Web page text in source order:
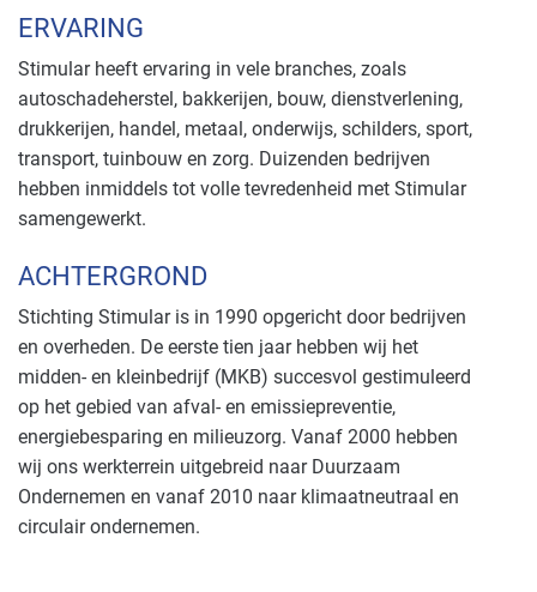
ERVARING
Stimular heeft ervaring in vele branches, zoals
autoschadeherstel, bakkerijen, bouw, dienstverlening,
drukkerijen, handel, metaal, onderwijs, schilders, sport,
transport, tuinbouw en zorg. Duizenden bedrijven
hebben inmiddels tot volle tevredenheid met Stimular
samengewerkt.
ACHTERGROND
Stichting Stimular is in 1990 opgericht door bedrijven
en overheden. De eerste tien jaar hebben wij het
midden- en kleinbedrijf (MKB) succesvol gestimuleerd
op het gebied van afval- en emissiepreventie,
energiebesparing en milieuzorg. Vanaf 2000 hebben
wij ons werkterrein uitgebreid naar Duurzaam
Ondernemen en vanaf 2010 naar klimaatneutraal en
circulair ondernemen.